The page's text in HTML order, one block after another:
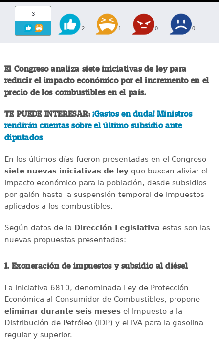
3
2 1 0 0
El Congreso analiza siete iniciativas de ley para
reducir el impacto económico por el incremento en el
precio de los combustibles en el país.
TE PUEDE INTERESAR:¡Gastos en duda! Ministros
rendirán cuentas sobre el último subsidio ante
diputados
En los últimos días fueron presentadas en el Congreso
siete nuevas iniciativas de leyque buscan aliviar el
impacto económico para la población, desde subsidios
por galón hasta la suspensión temporal de impuestos
aplicados a los combustibles.
Según datos de la Dirección Legislativa estas son las
nuevas propuestas presentadas:
1. Exoneración de impuestos y subsidio al diésel
La iniciativa 6810, denominada Ley de Protección
Económica al Consumidor de Combustibles, propone
eliminar durante seis mesesel Impuesto a la
Distribución de Petróleo (IDP) y el IVA para la gasolina
regular y superior.